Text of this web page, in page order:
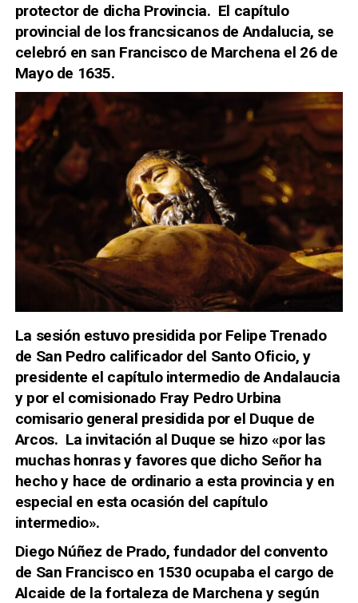
protector de dicha Provincia. El capítulo
provincial de los francsicanos de Andalucia, se
celebró en san Francisco de Marchena el 26 de
Mayo de 1635.
La sesión estuvo presidida por Felipe Trenado
de San Pedro calificador del Santo Oficio, y
presidente el capítulo intermedio de Andalaucia
y por el comisionado Fray Pedro Urbina
comisario general presidida por el Duque de
Arcos. La invitación al Duque se hizo «por las
muchas honras y favores que dicho Señor ha
hecho y hace de ordinario a esta provincia y en
especial en esta ocasión del capítulo
intermedio».
Diego Núñez de Prado, fundador del convento
de San Francisco en 1530 ocupaba el cargo de
Alcaide de la fortaleza de Marchena y según